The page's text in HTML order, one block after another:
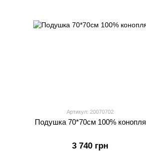
Артикул: 20070702
Подушка 70*70см 100% конопля
3 740 грн